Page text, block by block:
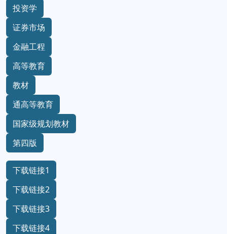
投资学
证券市场
金融工程
高等教育
教材
通高等教育
国家级规划教材
第四版
下载链接1
下载链接2
下载链接3
下载链接4